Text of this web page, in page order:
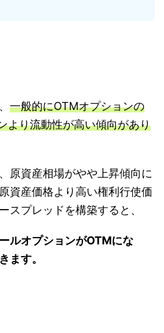
一般的にOTMオプションの
より流動性が高い傾向があり
原資産相場がやや上昇傾向に
資産価格より高い権利行使価
スプレッドを構築すると、
ルオプションがOTMにな
ます。